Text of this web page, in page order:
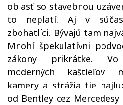
oblasť so stavebnou
to neplatí. Aj v
zbohatlíci. Bývajú tam
Mnohí špekulatívni
zákony prikrátke.
moderných kaštieľov
kamery a strážia tie
od Bentley cez